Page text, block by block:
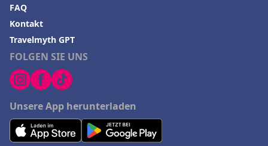
FOLGEN SIE UNS
Unsere App herunterladen
FAQ
Kontakt
Travelmyth GPT